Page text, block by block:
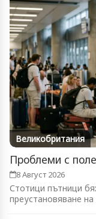
Великобритания
Проблеми с
8 Август 2026
Стотици пътници
преустановяване